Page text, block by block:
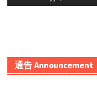
通告 Announcement